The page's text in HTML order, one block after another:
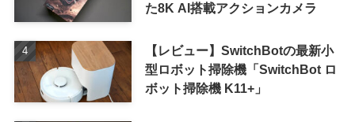
た8K AI搭載アクションカメラ
【レビュー】SwitchBotの最新小
型ロボット掃除機「SwitchBot ロ
ボット掃除機 K11+」